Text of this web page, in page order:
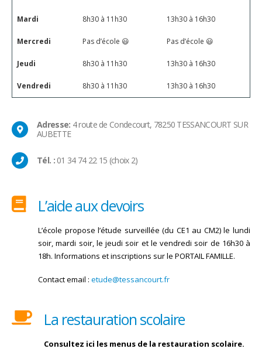
Mardi 8h30 à 11h30 13h30 à 16h30
Mercredi Pas d’école 😃 Pas d’école 😃
Jeudi 8h30 à 11h30 13h30 à 16h30
Vendredi 8h30 à 11h30 13h30 à 16h30
Adresse: 4 route de Condecourt, 78250 TESSANCOURT SUR
AUBETTE
Tél. :01 34 74 22 15 (choix 2)
L’aide aux devoirs
L’école propose l’étude surveillée (du CE1 au CM2) le lundi
soir, mardi soir, le jeudi soir et le vendredi soir de 16h30 à
18h. Informations et inscriptions sur le PORTAIL FAMILLE.
Contact email : etude@tessancourt.fr
La restauration scolaire
Consultez ici les menus de la restauration scolaire.